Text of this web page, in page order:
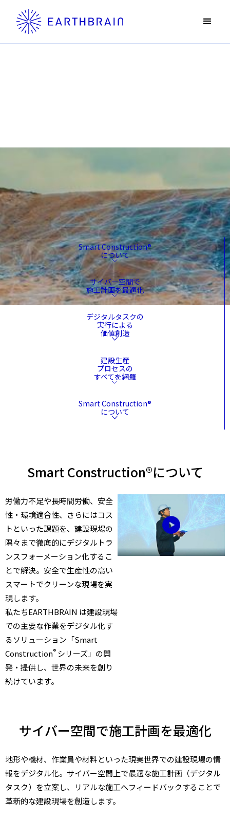
Smart Construction®
について
サイバー空間で
施工計画を最適化
デジタルタスクの
実行による
価値創造
建設生産
プロセスの
すべてを網羅
Smart Construction®
について
Smart Construction®について
労働力不足や長時間労働、安全
性・環境適合性、さらにはコス
トといった課題を、建設現場の
隅々まで徹底的にデジタルトラ
ンスフォーメーション化するこ
とで解決。安全で生産性の高い
スマートでクリーンな現場を実
現します。
私たちEARTHBRAIN は建設現場
での主要な作業をデジタル化す
るソリューション「Smart
Construction® シリーズ」の開
発・提供し、世界の未来を創り
続けています。
サイバー空間で施工計画を最適化
地形や機材、作業員や材料といった現実世界での建設現場の情
報をデジタル化。サイバー空間上で最適な施工計画（デジタル
タスク）を立案し、リアルな施工へフィードバックすることで
革新的な建設現場を創造します。